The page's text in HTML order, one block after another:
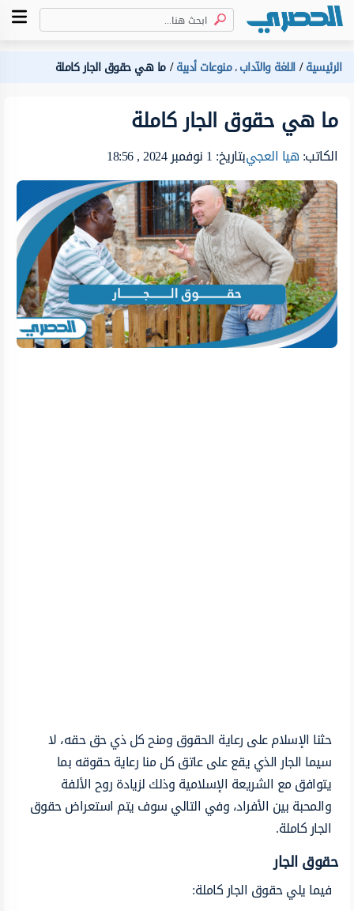
الرئيسية اللغة والآداب،منوعات أدبية ما هي حقوق الجار كاملة
ما هي حقوق الجار كاملة
الكاتب:هيا العجيبتاريخ: 1 نوفمبر 2024 , 18:56
حثنا الإسلام على رعاية الحقوق ومنح كل ذي حق حقه، لا
سيما الجار الذي يقع على عاتق كل منا رعاية حقوقه بما
يتوافق مع الشريعة الإسلامية وذلك لزيادة روح الألفة
والمحبة بين الأفراد، وفي التالي سوف يتم استعراض حقوق
الجار كاملة.
حقوق الجار
فيما يلي حقوق الجار كاملة: